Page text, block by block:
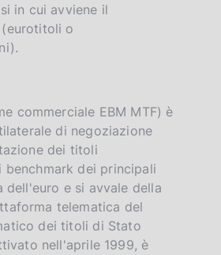
in cui avviene il
o
commerciale EBM MTF) è
di negoziazione
dei titoli
benchmark dei principali
dell'euro e si avvale della
telematica del
dei titoli di Stato
nell'aprile 1999, è